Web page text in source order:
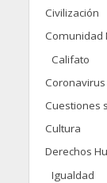
Civilización
Comunidad
Califato
Coronavirus
Cuestiones
Cultura
Derechos
Igualdad